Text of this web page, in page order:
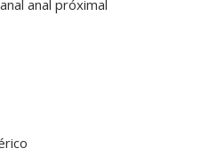
anal próximal